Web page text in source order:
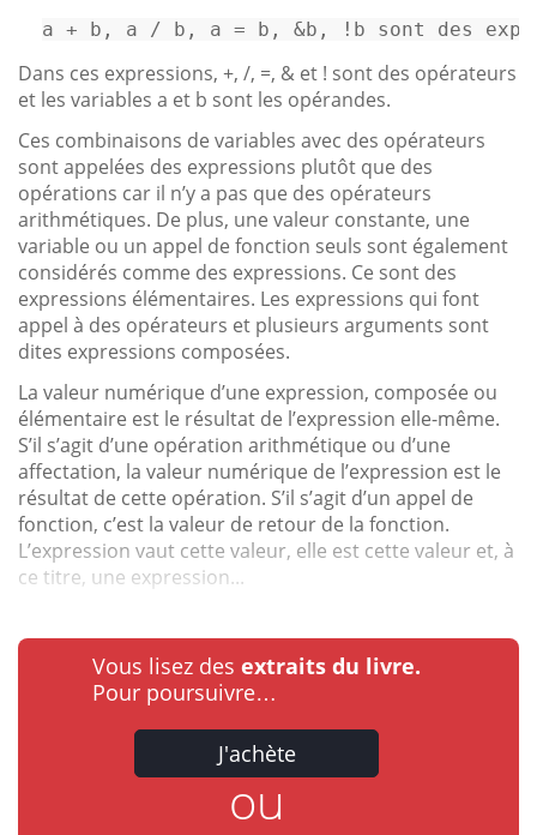
a + b, a / b, a = b, &b, !b sont des
Dans ces expressions, +, /, =, & et ! sont des opérateurs
et les variables a et b sont les opérandes.
Ces combinaisons de variables avec des opérateurs
sont appelées des expressions plutôt que des
opérations car il n’y a pas que des opérateurs
arithmétiques. De plus, une valeur constante, une
variable ou un appel de fonction seuls sont également
considérés comme des expressions. Ce sont des
expressions élémentaires. Les expressions qui font
appel à des opérateurs et plusieurs arguments sont
dites expressions composées.
La valeur numérique d’une expression, composée ou
élémentaire est le résultat de l’expression elle-même.
S’il s’agit d’une opération arithmétique ou d’une
affectation, la valeur numérique de l’expression est le
résultat de cette opération. S’il s’agit d’un appel de
fonction, c’est la valeur de retour de la fonction.
L’expression vaut cette valeur, elle est cette valeur et, à
ce titre, une expression...
Vous lisez des extraits du livre.
Pour poursuivre…
J'achète
ou